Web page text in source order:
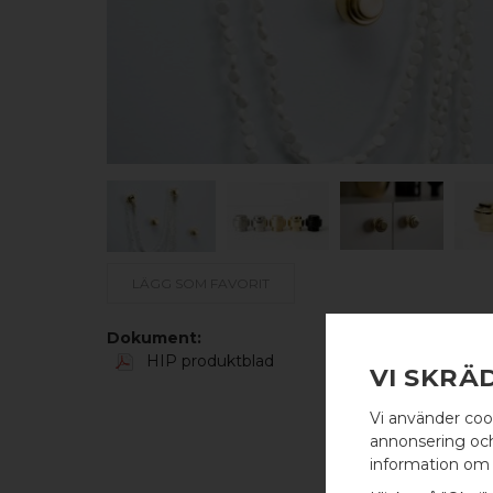
Dokument:
HIP produktblad
VI
Vi använder
annonsering
information om